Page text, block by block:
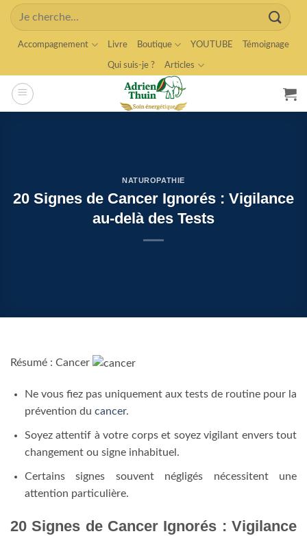
Skip
content
Search
for:
Accompagnement Livre Boutique YOUTUBE Témoignage
Qui suis-je ? Articles
NATUROPATHIE
20 Signes de Cancer Ignorés : Vigilance
au-delà des Tests
Résumé : Cancer
Ne vous fiez pas uniquement aux tests de routine pour la
prévention du cancer.
Soyez attentif à votre corps et soyez vigilant envers tout
changement ou signe inhabituel.
Certains signes souvent négligés nécessitent une
attention particulière.
20 Signes de Cancer Ignorés : Vigilance